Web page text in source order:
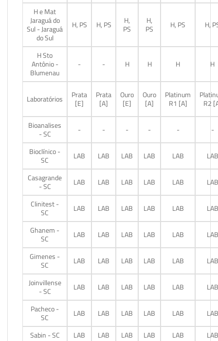
H e Mat
Jaraguá do
Sul - Jaraguá
do Sul
H, PS H, PS
H,
PS
H,
PS
H, PS H,
H Sto
Antônio -
Blumenau
- - H H H H
Laboratórios
Prata
[E]
Prata
[A]
Ouro
[E]
Ouro
[A]
Platinum
R1 [A]
R2
Bioanalises
- SC
- - - - - -
Bioclínico -
SC
LAB LAB LAB LAB LAB LAB
Casagrande
- SC
LAB LAB LAB LAB LAB LAB
Clinitest -
SC
LAB LAB LAB LAB LAB LAB
Ghanem -
SC
LAB LAB LAB LAB LAB LAB
Gimenes -
SC
LAB LAB LAB LAB LAB LAB
Joinvillense
- SC
LAB LAB LAB LAB LAB LAB
Pacheco -
SC
LAB LAB LAB LAB LAB LAB
Sabin - SC LAB LAB LAB LAB LAB
LAB